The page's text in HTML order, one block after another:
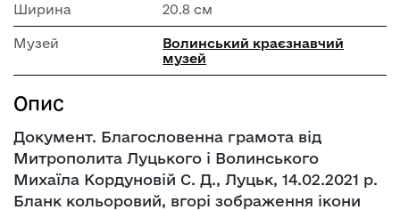
Ширина 20.8 см
Музей
Волинський краєзнавчий
музей
Опис
Документ. Благословенна грамота від
Митрополита Луцького і Волинського
Михаїла Кордуновій С. Д., Луцьк, 14.02.2021 р.
Бланк кольоровий, вгорі зображення ікони